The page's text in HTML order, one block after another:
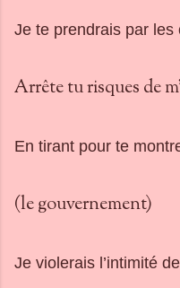
Je te prendrais par les
Arrête tu risques de
En tirant pour te
(le gouvernement)
Je violerais l’intimité